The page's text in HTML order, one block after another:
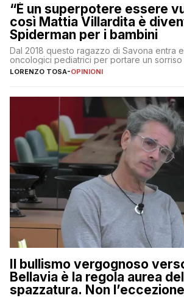
“È un superpotere essere
così Mattia Villardita è
Spiderman per i bambini
Dal 2018 questo ragazzo di Savona entra
oncologici pediatrici per portare un sorriso
LORENZO TOSA-OPINIONI
Il bullismo vergognoso
Bellavia è la regola aurea
spazzatura. Non l’eccezione